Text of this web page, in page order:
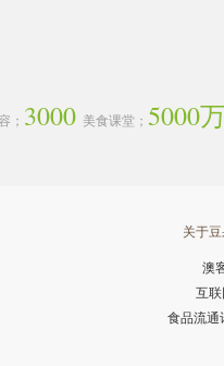
； 3000 美食课堂； 5000
关于
澳
互
食品流